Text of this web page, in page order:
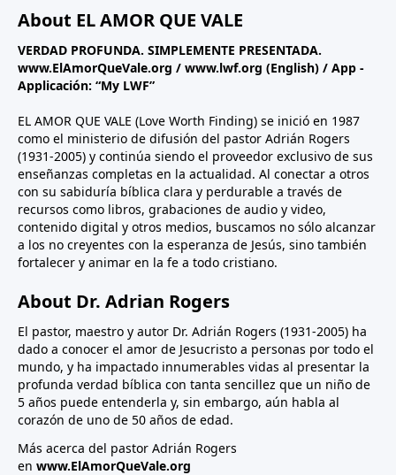
About EL AMOR QUE VALE
VERDAD PROFUNDA. SIMPLEMENTE PRESENTADA.
www.ElAmorQueVale.org / www.lwf.org (English) / App -
Applicación: “My LWF”
EL AMOR QUE VALE (Love Worth Finding) se inició en 1987
como el ministerio de difusión del pastor Adrián Rogers
(1931-2005) y continúa siendo el proveedor exclusivo de sus
enseñanzas completas en la actualidad. Al conectar a otros
con su sabiduría bíblica clara y perdurable a través de
recursos como libros, grabaciones de audio y video,
contenido digital y otros medios, buscamos no sólo alcanzar
a los no creyentes con la esperanza de Jesús, sino también
fortalecer y animar en la fe a todo cristiano.
About Dr. Adrian Rogers
El pastor, maestro y autor Dr. Adrián Rogers (1931-2005) ha
dado a conocer el amor de Jesucristo a personas por todo el
mundo, y ha impactado innumerables vidas al presentar la
profunda verdad bíblica con tanta sencillez que un niño de
5 años puede entenderla y, sin embargo, aún habla al
corazón de uno de 50 años de edad.
Más acerca del pastor Adrián Rogers
en www.ElAmorQueVale.org